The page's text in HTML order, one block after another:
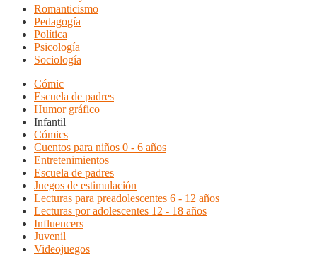
Romanticismo
Pedagogía
Política
Psicología
Sociología
Cómic
Escuela de padres
Humor gráfico
Infantil
Cómics
Cuentos para niños 0 - 6 años
Entretenimientos
Escuela de padres
Juegos de estimulación
Lecturas para preadolescentes 6 - 12 años
Lecturas por adolescentes 12 - 18 años
Influencers
Juvenil
Videojuegos